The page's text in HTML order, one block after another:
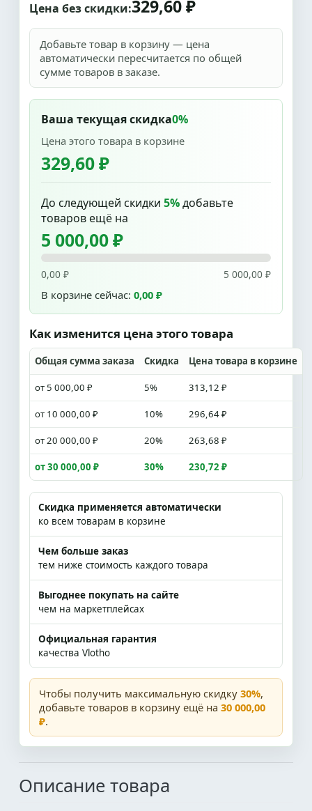
Цена без скидки:329,60 ₽
Добавьте товар в корзину — цена
автоматически пересчитается по общей
сумме товаров в заказе.
Ваша текущая скидка0%
Цена этого товара в корзине
329,60 ₽
До следующей скидки 5%добавьте
товаров ещё на
5 000,00 ₽
0,00 ₽ 5 000,00 ₽
В корзине сейчас: 0,00 ₽
Как изменится цена этого товара
Общая сумма заказа Скидка Цена товара в корзине
от 5 000,00 ₽ 5% 313,12 ₽
от 10 000,00 ₽ 10% 296,64 ₽
от 20 000,00 ₽ 20% 263,68 ₽
от 30 000,00 ₽ 30% 230,72 ₽
Скидка применяется автоматически
ко всем товарам в корзине
Чем больше заказ
тем ниже стоимость каждого товара
Выгоднее покупать на сайте
чем на маркетплейсах
Официальная гарантия
качества Vlotho
Чтобы получить максимальную скидку 30%,
добавьте товаров в корзину ещё на 30 000,00
₽.
Описание товара